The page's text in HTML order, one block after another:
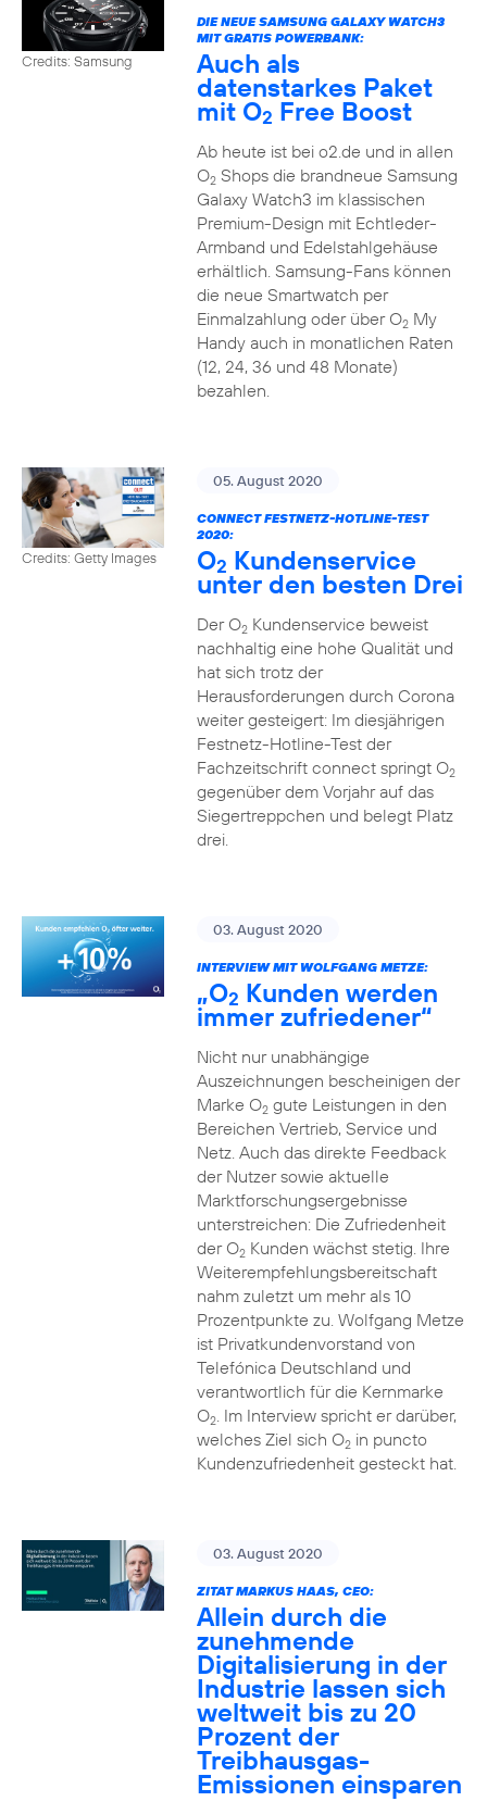
Credits: Samsung
DIE NEUE SAMSUNG GALAXY WATCH3
MIT GRATIS POWERBANK:
Auch als
datenstarkes Paket
mit O2 Free Boost
Ab heute ist bei o2.de und in allen
O2Shops die brandneue Samsung
Galaxy Watch3 im klassischen
Premium-Design mit Echtleder-
Armband und Edelstahlgehäuse
erhältlich. Samsung-Fans können
die neue Smartwatch per
Einmalzahlung oder über O2My
Handy auch in monatlichen Raten
(12, 24, 36 und 48 Monate)
bezahlen.
Credits: Getty Images
05. August 2020
CONNECT FESTNETZ-HOTLINE-TEST
2020:
O2 Kundenservice
unter den besten Drei
Der O2Kundenservice beweist
nachhaltig eine hohe Qualität und
hat sich trotz der
Herausforderungen durch Corona
weiter gesteigert: Im diesjährigen
Festnetz-Hotline-Test der
Fachzeitschrift connect springt O2
gegenüber dem Vorjahr auf das
Siegertreppchen und belegt Platz
drei.
03. August 2020
INTERVIEW MIT WOLFGANG METZE:
„O2 Kunden werden
immer zufriedener“
Nicht nur unabhängige
Auszeichnungen bescheinigen der
Marke O2gute Leistungen in den
Bereichen Vertrieb, Service und
Netz. Auch das direkte Feedback
der Nutzer sowie aktuelle
Marktforschungsergebnisse
unterstreichen: Die Zufriedenheit
der O2Kunden wächst stetig. Ihre
Weiterempfehlungsbereitschaft
nahm zuletzt um mehr als 10
Prozentpunkte zu. Wolfgang Metze
ist Privatkundenvorstand von
Telefónica Deutschland und
verantwortlich für die Kernmarke
O2. Im Interview spricht er darüber,
welches Ziel sich O2in puncto
Kundenzufriedenheit gesteckt hat.
03. August 2020
ZITAT MARKUS HAAS, CEO:
Allein durch die
zunehmende
Digitalisierung in der
Industrie lassen sich
weltweit bis zu 20
Prozent der
Treibhausgas-
Emissionen einsparen